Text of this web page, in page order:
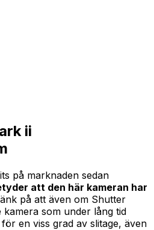
ii
på marknaden sedan
att den här kameran har
på att även om Shutter
som under lång tid
en viss grad av slitage, även